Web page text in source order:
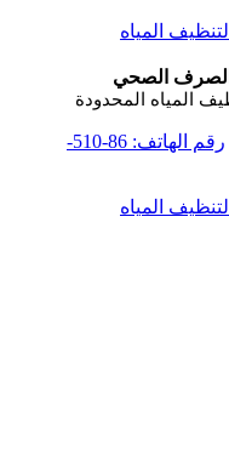
الصرف الصحي
المياه المحدودة
رقم الهاتف: 86-510-